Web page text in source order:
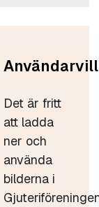
Det är fritt
att ladda
ner och
använda
bilderna i